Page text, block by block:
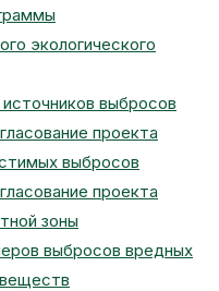
экологического
выбросов
проекта
выбросов
проекта
зоны
выбросов вредных